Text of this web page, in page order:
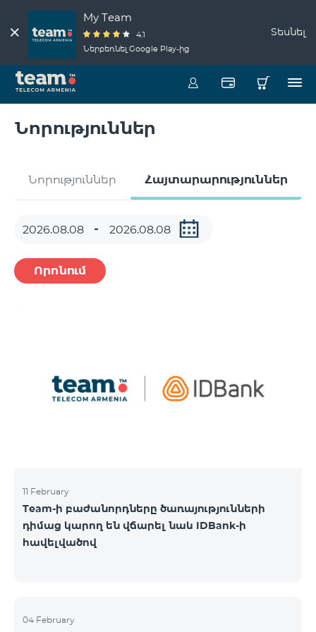
My Team
4.1
Ներբեռնել Google Play-ից
Տեսնել
Նորություններ
Նորություններ Հայտարարություններ
Որոնում
11 February
Team-ի բաժանորդները ծառայությունների
դիմաց կարող են վճարել նաև IDBank-ի
հավելվածով
04 February